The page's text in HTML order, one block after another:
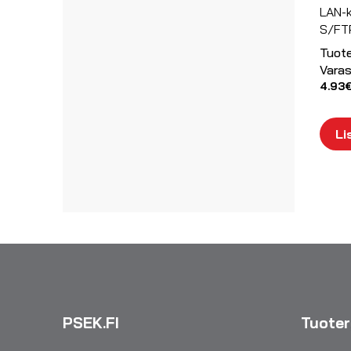
LAN-
S/
4.93
PSEK.FI